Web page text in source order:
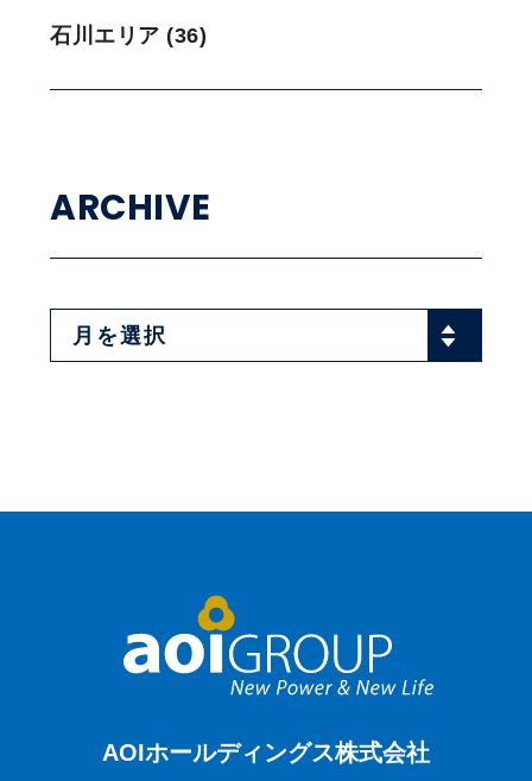
石川エリア (36)
ARCHIVE
AOIホールディングス株式会社